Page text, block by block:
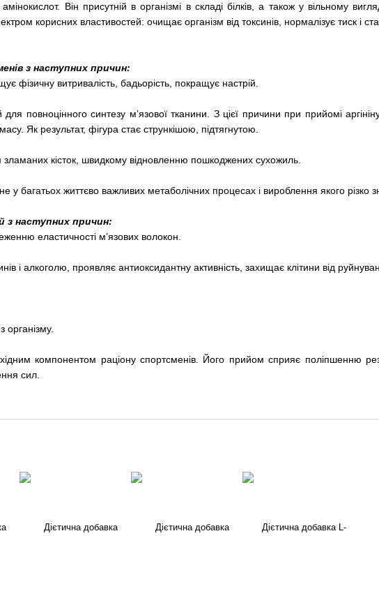
Він присутній в організмі в складі білків, а також у вільному
корисних властивостей: очищає організм від токсинів, нормалізує тиск і
з наступних причин:
фізичну витривалість, бадьорість, покращує настрій.
повноцінного синтезу м’язової тканини. З цієї причини при прийомі
Як результат, фігура стає стрункішою, підтягнутою.
кісток, швидкому відновленню пошкоджених сухожиль.
багатьох життєво важливих метаболічних процесах і вироблення якого різко
з наступних причин:
еластичності м’язових волокон.
і алкоголю, проявляє антиоксидантну активність, захищає клітини від
компонентом раціону спортсменів. Його прийом сприяє поліпшенню
сил.